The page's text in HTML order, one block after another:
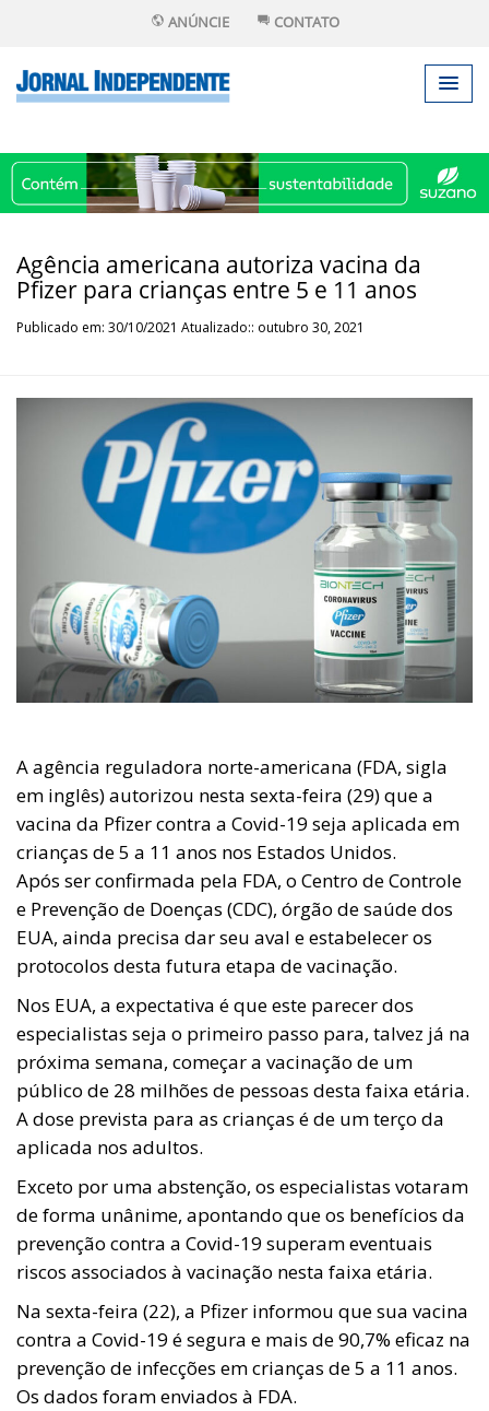
ANÚNCIE CONTATO
Agência americana autoriza vacina da
Pfizer para crianças entre 5 e 11 anos
Publicado em: 30/10/2021 Atualizado:: outubro 30, 2021
A agência reguladora norte-americana (FDA, sigla
em inglês) autorizou nesta sexta-feira (29) que a
vacina da Pfizer contra a Covid-19 seja aplicada em
crianças de 5 a 11 anos nos Estados Unidos.
Após ser confirmada pela FDA, o Centro de Controle
e Prevenção de Doenças (CDC), órgão de saúde dos
EUA, ainda precisa dar seu aval e estabelecer os
protocolos desta futura etapa de vacinação.
Nos EUA, a expectativa é que este parecer dos
especialistas seja o primeiro passo para, talvez já na
próxima semana, começar a vacinação de um
público de 28 milhões de pessoas desta faixa etária.
A dose prevista para as crianças é de um terço da
aplicada nos adultos.
Exceto por uma abstenção, os especialistas votaram
de forma unânime, apontando que os benefícios da
prevenção contra a Covid-19 superam eventuais
riscos associados à vacinação nesta faixa etária.
Na sexta-feira (22), a Pfizer informou que sua vacina
contra a Covid-19 é segura e mais de 90,7% eficaz na
prevenção de infecções em crianças de 5 a 11 anos.
Os dados foram enviados à FDA.